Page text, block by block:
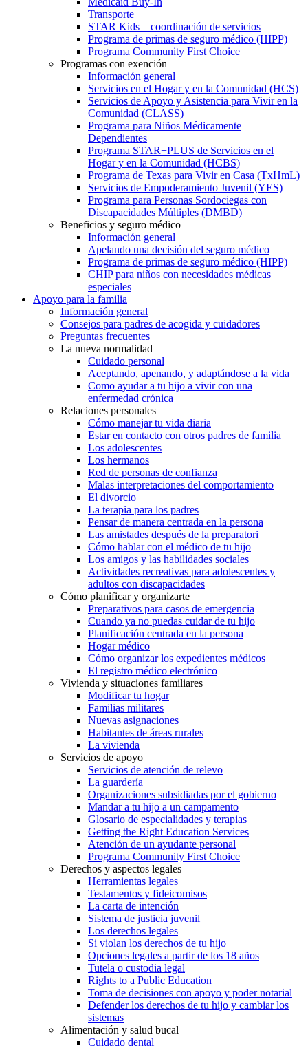
Transporte
STAR Kids – coordinación de servicios
Programa de primas de seguro médico (HIPP)
Programa Community First Choice
Programas con exención
Información general
Servicios en el Hogar y en la Comunidad (HCS)
Servicios de Apoyo y Asistencia para Vivir en la
Comunidad (CLASS)
Programa para Niños Médicamente
Dependientes
Programa STAR+PLUS de Servicios en el
Hogar y en la Comunidad (HCBS)
Programa de Texas para Vivir en Casa (TxHmL)
Servicios de Empoderamiento Juvenil (YES)
Programa para Personas Sordociegas con
Discapacidades Múltiples (DMBD)
Beneficios y seguro médico
Información general
Apelando una decisión del seguro médico
Programa de primas de seguro médico (HIPP)
CHIP para niños con necesidades médicas
especiales
Apoyo para la familia
Información general
Consejos para padres de acogida y cuidadores
Preguntas frecuentes
La nueva normalidad
Cuidado personal
Aceptando, apenando, y adaptándose a la vida
Como ayudar a tu hijo a vivir con una
enfermedad crónica
Relaciones personales
Cómo manejar tu vida diaria
Estar en contacto con otros padres de familia
Los adolescentes
Los hermanos
Red de personas de confianza
Malas interpretaciones del comportamiento
El divorcio
La terapia para los padres
Pensar de manera centrada en la persona
Las amistades después de la preparatori
Cómo hablar con el médico de tu hijo
Los amigos y las habilidades sociales
Actividades recreativas para adolescentes y
adultos con discapacidades
Cómo planificar y organizarte
Preparativos para casos de emergencia
Cuando ya no puedas cuidar de tu hijo
Planificación centrada en la persona
Hogar médico
Cómo organizar los expedientes médicos
El registro médico electrónico
Vivienda y situaciones familiares
Modificar tu hogar
Familias militares
Nuevas asignaciones
Habitantes de áreas rurales
La vivienda
Servicios de apoyo
Servicios de atención de relevo
La guardería
Organizaciones subsidiadas por el gobierno
Mandar a tu hijo a un campamento
Glosario de especialidades y terapias
Getting the Right Education Services
Atención de un ayudante personal
Programa Community First Choice
Derechos y aspectos legales
Herramientas legales
Testamentos y fideicomisos
La carta de intención
Sistema de justicia juvenil
Los derechos legales
Si violan los derechos de tu hijo
Opciones legales a partir de los 18 años
Tutela o custodia legal
Rights to a Public Education
Toma de decisiones con apoyo y poder notarial
Defender los derechos de tu hijo y cambiar los
sistemas
Alimentación y salud bucal
Cuidado dental